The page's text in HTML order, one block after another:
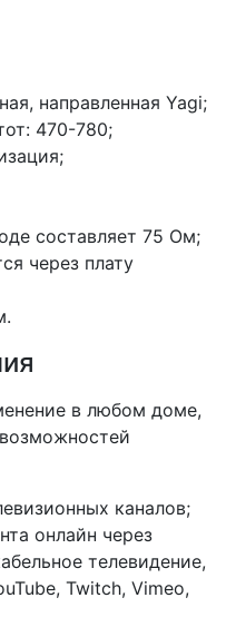
направленная Yagi;
470-780;
составляет 75 Ом;
через плату
в любом доме,
каналов;
онлайн через
телевидение,
Twitch, Vimeo,